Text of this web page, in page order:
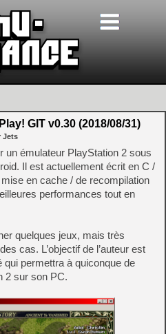
Play! GIT v0.30 (2018/08/31)
Jets
un émulateur PlayStation 2 sous
Il est actuellement écrit en C /
en cache / de recompilation
performances tout en
quelques jeux, mais très
cas. L’objectif de l’auteur est
qui permettra à quiconque de
2 sur son PC.